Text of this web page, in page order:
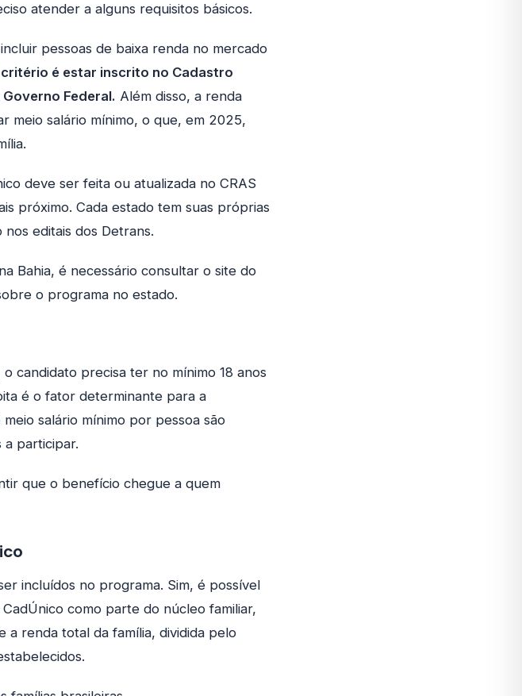
atender a alguns requisitos básicos.
pessoas de baixa renda no mercado
é estar inscrito no Cadastro
Federal. Além disso, a renda
meio salário mínimo, o que, em 2025,
deve ser feita ou atualizada no CRAS
próximo. Cada estado tem suas próprias
editais dos Detrans.
Bahia, é necessário consultar o site do
o programa no estado.
candidato precisa ter no mínimo 18 anos
é o fator determinante para a
salário mínimo por pessoa são
a participar.
que o benefício chegue a quem
incluídos no programa. Sim, é possível
como parte do núcleo familiar,
a renda total da família, dividida pelo